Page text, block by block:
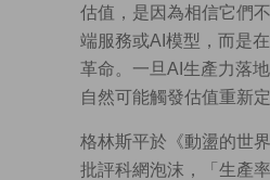
估值，是因為相信它們
端服務或AI模型，而是
革命。一旦AI生產力落
自然可能觸發估值重新定
格林斯平於《動盪的世
批評科網泡沫，「生產